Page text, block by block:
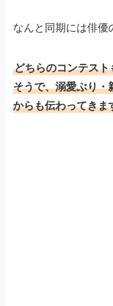
なんと同期には俳優
どちらのコンテス
そうで、溺愛ぶり・
からも伝わってきま